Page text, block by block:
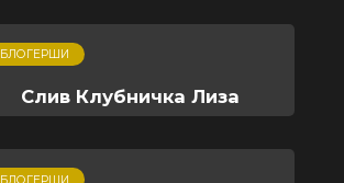
БЛОГЕРШИ
Слив Клубничка Лиза
БЛОГЕРШИ